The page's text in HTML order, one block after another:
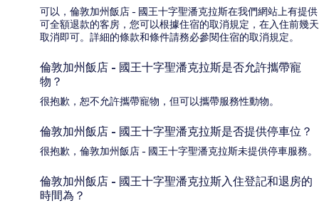
可以，倫敦加州飯店 - 國王十字聖潘克拉斯在我們網站上有提供
可全額退款的客房，您可以根據住宿的取消規定，在入住前幾天
取消即可。詳細的條款和條件請務必參閱住宿的取消規定。
倫敦加州飯店 - 國王十字聖潘克拉斯是否允許攜帶寵
物？
很抱歉，恕不允許攜帶寵物，但可以攜帶服務性動物。
倫敦加州飯店 - 國王十字聖潘克拉斯是否提供停車位？
很抱歉，倫敦加州飯店 - 國王十字聖潘克拉斯未提供停車服務。
倫敦加州飯店 - 國王十字聖潘克拉斯入住登記和退房的
時間為？